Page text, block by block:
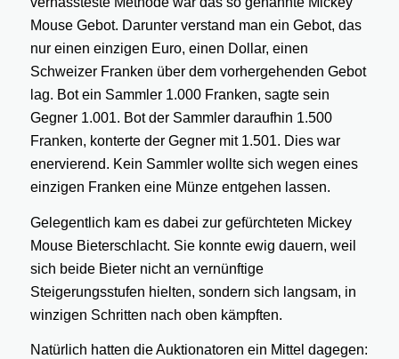
Mouse Gebot. Darunter verstand man ein Gebot, das
nur einen einzigen Euro, einen Dollar, einen
Schweizer Franken über dem vorhergehenden Gebot
lag. Bot ein Sammler 1.000 Franken, sagte sein
Gegner 1.001. Bot der Sammler daraufhin 1.500
Franken, konterte der Gegner mit 1.501. Dies war
enervierend. Kein Sammler wollte sich wegen eines
einzigen Franken eine Münze entgehen lassen.
Gelegentlich kam es dabei zur gefürchteten Mickey
Mouse Bieterschlacht. Sie konnte ewig dauern, weil
sich beide Bieter nicht an vernünftige
Steigerungsstufen hielten, sondern sich langsam, in
winzigen Schritten nach oben kämpften.
Natürlich hatten die Auktionatoren ein Mittel dagegen: